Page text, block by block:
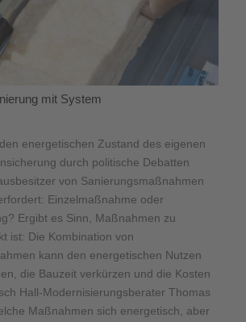
mit System
energetischen Zustand des eigenen
durch politische Debatten
von Sanierungsmaßnahmen
Einzelmaßnahme oder
Ergibt es Sinn, Maßnahmen zu
ist: Die Kombination von
kann den energetischen Nutzen
die Bauzeit verkürzen und die Kosten
Hall-Modernisierungsberater Thomas
Maßnahmen sich energetisch, aber